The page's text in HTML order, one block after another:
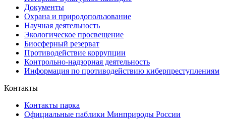
Документы
Охрана и природопользование
Научная деятельность
Экологическое просвещение
Биосферный резерват
Противодействие коррупции
Контрольно-надзорная деятельность
Информация по противодействию киберпреступлениям
Контакты
Контакты парка
Официальные паблики Минприроды России